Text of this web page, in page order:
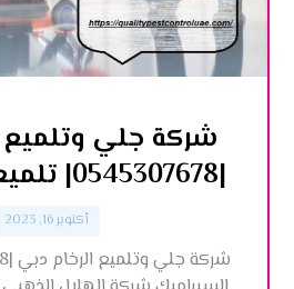
شركة جلي وتلميع
|0545307678| تلميع السيراميك
أكتوبر 16, 2023